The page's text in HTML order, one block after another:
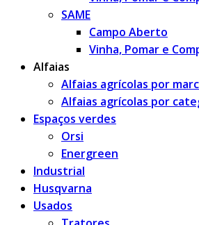
SAME
Campo Aberto
Vinha, Pomar e
Alfaias
Alfaias agrícolas por
Alfaias agrícolas por
Espaços verdes
Orsi
Energreen
Industrial
Husqvarna
Usados